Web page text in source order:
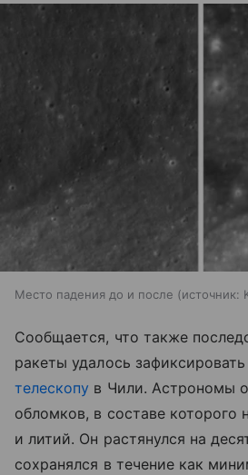
Место падения до и после источник:
Сообщается, что также
ракеты удалось
телескопу в Чили. Астрономы
обломков, в составе которого
и литий. Он растянулся на
сохранялся в течение как